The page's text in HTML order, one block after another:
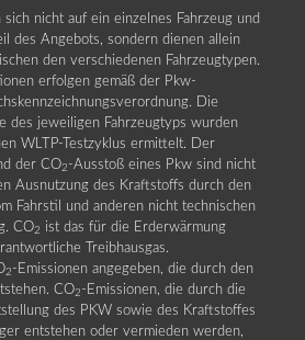
sich nicht auf ein einzelnes Fahrzeug und
des Angebots, sondern dienen allein
den verschiedenen Fahrzeugtypen.
erfolgen gemäß der Pkw-
Die
des jeweiligen Fahrzeugtyps wurden
WLTP-Testzyklus ermittelt. Der
der CO2 -Ausstoß eines Pkw sind nicht
Ausnutzung des Kraftstoffs durch den
Fahrstil und anderen nicht technischen
CO2 ist das für die Erderwärmung
Treibhausgas.
2 -Emissionen angegeben, die durch den
CO2 -Emissionen, die durch die
des PKW sowie des Kraftstoffes
entstehen oder vermieden werden,